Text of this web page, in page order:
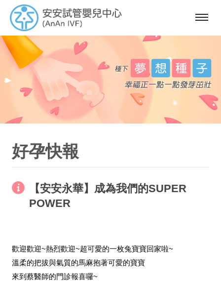
選
好孕快報
【安安永華】成為我們的SUPER
POWER
歡迎歡迎~熱烈歡迎~超可愛的一枚兔寶寶回家啦~
溫柔的把拔與氣質的馬麻抱著可愛的寶寶
來到蔡醫師的門診報喜囉~